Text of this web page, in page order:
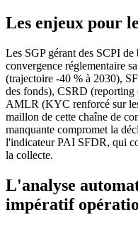
Les enjeux pour
Les SGP gérant des SCPI
convergence réglementaire
(trajectoire -40 % à 2030),
des fonds), CSRD (reporting
AMLR (KYC renforcé sur
maillon de cette chaîne de
manquante compromet la
l'indicateur PAI SFDR, qui
la collecte.
L'analyse
impératif